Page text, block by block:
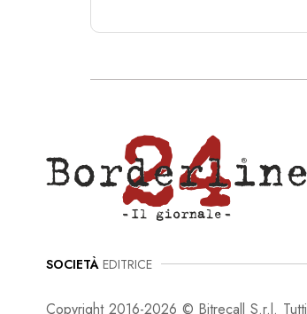
SOCIETÀ EDITRICE
Copyright 2016-2026 © Bitrecall S.r.l. Tutti